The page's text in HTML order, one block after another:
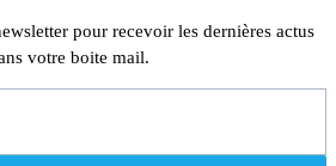
pour recevoir les dernières actus
votre boite mail.